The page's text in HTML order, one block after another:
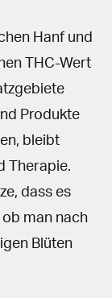
Hanf und
THC-Wert
Produkte
bleibt
Therapie.
dass es
ob man nach
Blüten